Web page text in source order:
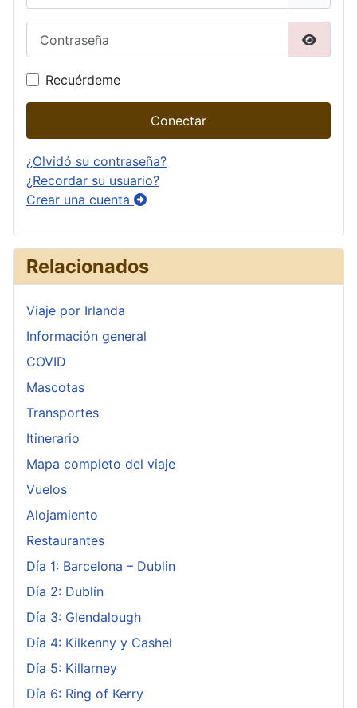
Recuérdeme
Conectar
¿Olvidó su contraseña?
¿Recordar su usuario?
Crear una cuenta
Relacionados
Viaje por Irlanda
Información general
COVID
Mascotas
Transportes
Itinerario
Mapa completo del viaje
Vuelos
Alojamiento
Restaurantes
Día 1: Barcelona – Dublin
Día 2: Dublín
Día 3: Glendalough
Día 4: Kilkenny y Cashel
Día 5: Killarney
Día 6: Ring of Kerry